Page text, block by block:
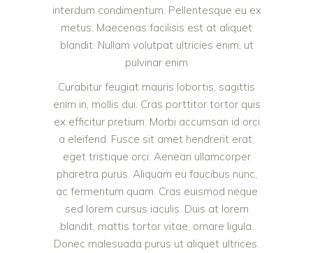
interdum condimentum. Pellentesque eu ex
metus. Maecenas facilisis est at aliquet
blandit. Nullam volutpat ultricies enim, ut
pulvinar enim
Curabitur feugiat mauris lobortis, sagittis
enim in, mollis dui. Cras porttitor tortor quis
ex efficitur pretium. Morbi accumsan id orci
a eleifend. Fusce sit amet hendrerit erat,
eget tristique orci. Aenean ullamcorper
pharetra purus. Aliquam eu faucibus nunc,
ac fermentum quam. Cras euismod neque
sed lorem cursus iaculis. Duis at lorem
blandit, mattis tortor vitae, ornare ligula.
Donec malesuada purus ut aliquet ultrices.